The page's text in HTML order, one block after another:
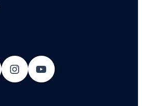
Instagram YouTube